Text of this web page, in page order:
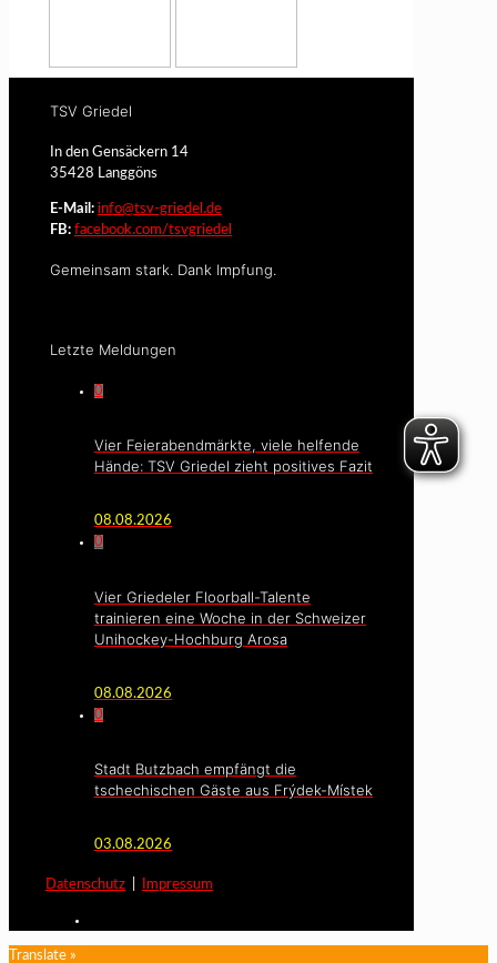
TSV Griedel
In den Gensäckern 14
35428 Langgöns
E-Mail: info@tsv-griedel.de
FB: facebook.com/tsvgriedel
Gemeinsam stark. Dank Impfung.
Letzte Meldungen
0
Vier Feierabendmärkte, viele helfende
Hände: TSV Griedel zieht positives Fazit
08.08.2026
0
Vier Griedeler Floorball-Talente
trainieren eine Woche in der Schweizer
Unihockey-Hochburg Arosa
08.08.2026
0
Stadt Butzbach empfängt die
tschechischen Gäste aus Frýdek-Místek
03.08.2026
Datenschutz Impressum
Translate »